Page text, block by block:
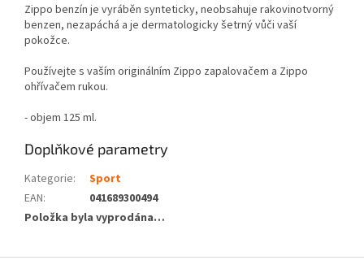
Zippo benzín je vyráběn synteticky, neobsahuje rakovinotvorný
benzen, nezapáchá a je dermatologicky šetrný vůči vaší
pokožce.
Používejte s vaším originálním Zippo zapalovačem a Zippo
ohřívačem rukou.
- objem 125 ml.
Doplňkové parametry
Kategorie:
Sport
EAN:
041689300494
Položka byla vyprodána…